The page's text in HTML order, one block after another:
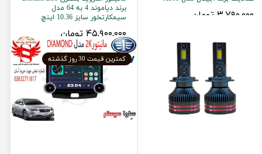
۳,۷۹۰,۰۰۰ تومان
برند دیاموند 4 به 64 مدل
سیمکارتخور سایز 10.36 اینچ
۴۵,۹۰۰,۰۰۰ تومان
کمترین قیمت 30 روز گذشته